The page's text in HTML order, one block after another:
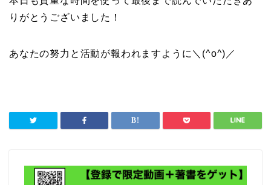
りがとうございました！
あなたの努力と活動が報われますように＼(^o^)／